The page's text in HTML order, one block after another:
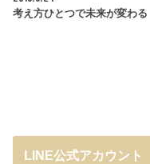
考え方ひとつで未来が変わる
LINE公式アカウント